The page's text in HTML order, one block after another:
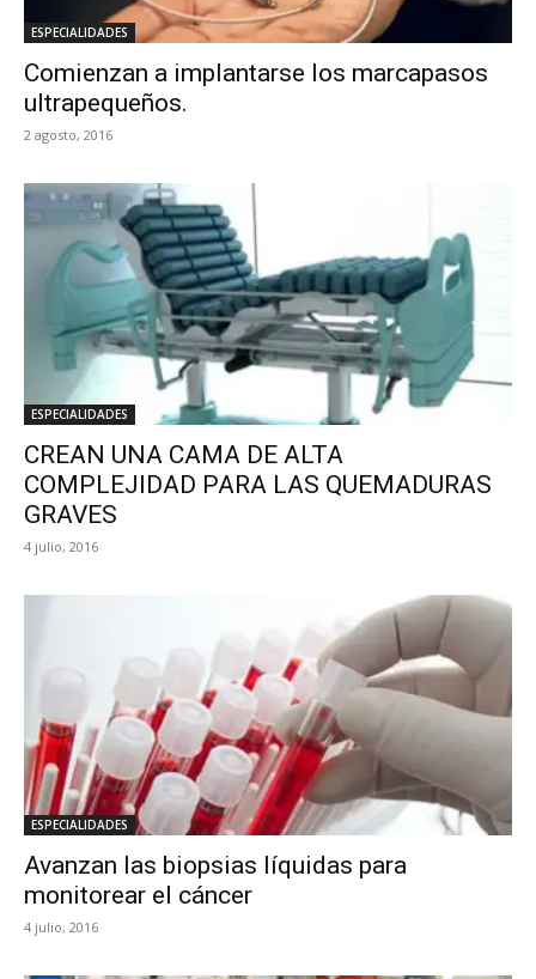
ESPECIALIDADES
Comienzan a implantarse los marcapasos
ultrapequeños.
2 agosto, 2016
ESPECIALIDADES
CREAN UNA CAMA DE ALTA
COMPLEJIDAD PARA LAS QUEMADURAS
GRAVES
4 julio, 2016
ESPECIALIDADES
Avanzan las biopsias líquidas para
monitorear el cáncer
4 julio, 2016